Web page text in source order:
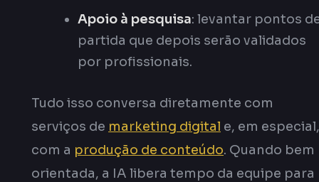
Apoio à pesquisa: levantar pontos
partida que depois serão validados
por profissionais.
Tudo isso conversa diretamente com
serviços de marketing digital e, em especial,
com a produção de conteúdo. Quando bem
orientada, a IA libera tempo da equipe para